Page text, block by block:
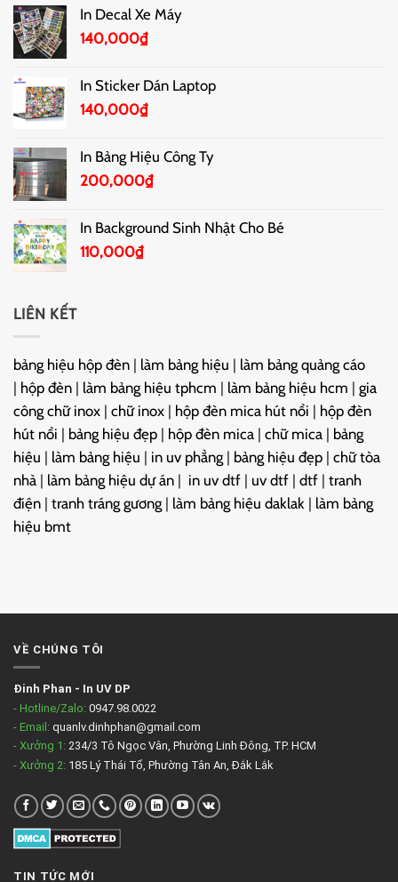
In Decal Xe Máy
140,000₫
In Sticker Dán Laptop
140,000₫
In Bảng Hiệu Công Ty
200,000₫
In Background Sinh Nhật Cho Bé
110,000₫
LIÊN KẾT
bảng hiệu hộp đèn | làm bảng hiệu | làm bảng quảng cáo
| hộp đèn | làm bảng hiệu tphcm | làm bảng hiệu hcm | gia
công chữ inox | chữ inox | hộp đèn mica hút nổi | hộp đèn
hút nổi | bảng hiệu đẹp | hộp đèn mica | chữ mica | bảng
hiệu | làm bảng hiệu | in uv phẳng | bảng hiệu đẹp | chữ tòa
nhà | làm bảng hiệu dự án | in uv dtf | uv dtf | dtf | tranh
điện | tranh tráng gương | làm bảng hiệu daklak | làm bảng
hiệu bmt
VỀ CHÚNG TÔI
Đinh Phan - In UV DP
- Hotline/Zalo: 0947.98.0022
- Email: quanlv.dinhphan@gmail.com
- Xưởng 1: 234/3 Tô Ngọc Vân, Phường Linh Đông, TP. HCM
- Xưởng 2: 185 Lý Thái Tổ, Phường Tân An, Đắk Lắk
TIN TỨC MỚI